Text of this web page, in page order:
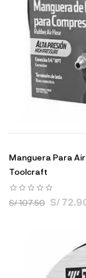
Manguera Para
Toolcraft
S/ 107.50 S/